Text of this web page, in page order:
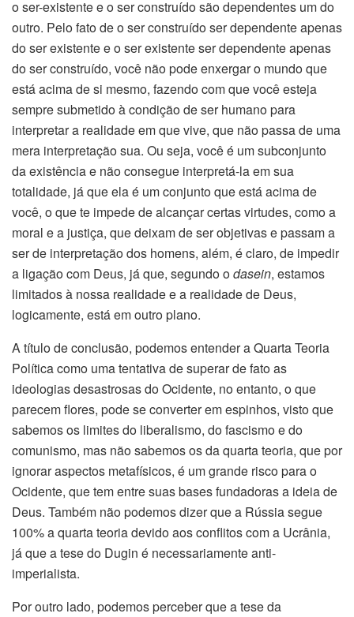
o ser-existente e o ser construído são dependentes um do
outro. Pelo fato de o ser construído ser dependente apenas
do ser existente e o ser existente ser dependente apenas
do ser construído, você não pode enxergar o mundo que
está acima de si mesmo, fazendo com que você esteja
sempre submetido à condição de ser humano para
interpretar a realidade em que vive, que não passa de uma
mera interpretação sua. Ou seja, você é um subconjunto
da existência e não consegue interpretá-la em sua
totalidade, já que ela é um conjunto que está acima de
você, o que te impede de alcançar certas virtudes, como a
moral e a justiça, que deixam de ser objetivas e passam a
ser de interpretação dos homens, além, é claro, de impedir
a ligação com Deus, já que, segundo odasein, estamos
limitados à nossa realidade e a realidade de Deus,
logicamente, está em outro plano.
A título de conclusão, podemos entender a Quarta Teoria
Política como uma tentativa de superar de fato as
ideologias desastrosas do Ocidente, no entanto, o que
parecem flores, pode se converter em espinhos, visto que
sabemos os limites do liberalismo, do fascismo e do
comunismo, mas não sabemos os da quarta teoria, que por
ignorar aspectos metafísicos, é um grande risco para o
Ocidente, que tem entre suas bases fundadoras a ideia de
Deus. Também não podemos dizer que a Rússia segue
100% a quarta teoria devido aos conflitos com a Ucrânia,
já que a tese do Dugin é necessariamente anti-
imperialista.
Por outro lado, podemos perceber que a tese da